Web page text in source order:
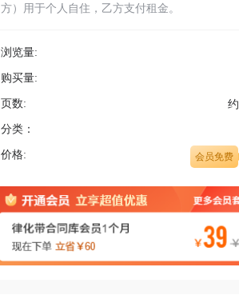
方）用于个人自住，乙方支付租金。
浏览量:
购买量:
页数:
分类：
价格: 会员免费